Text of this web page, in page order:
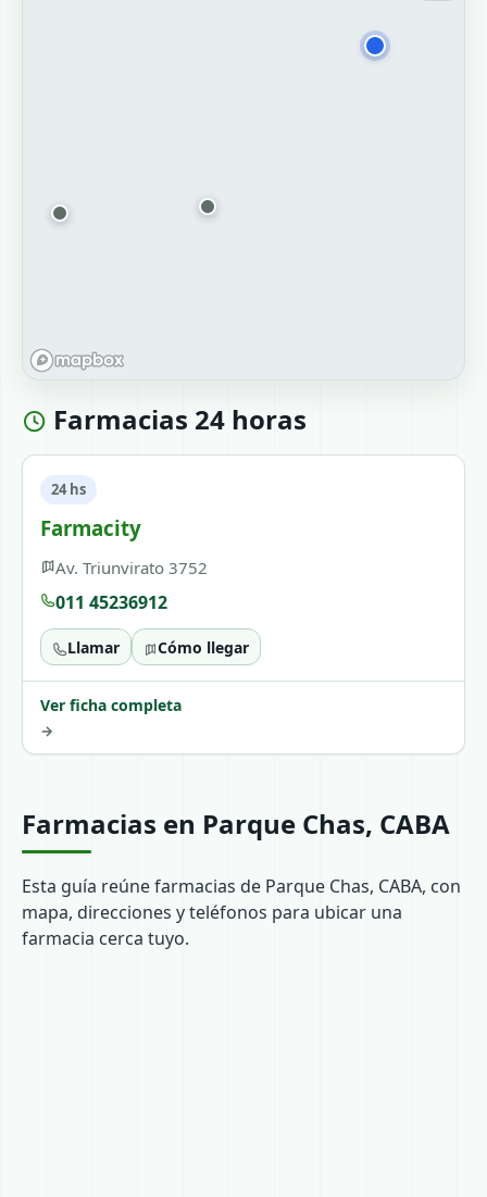
Farmacias 24 horas
24 hs
Farmacity
Av. Triunvirato 3752
011 45236912
Llamar Cómo llegar
Ver ficha completa
→
Farmacias en Parque Chas, CABA
Esta guía reúne farmacias de Parque Chas, CABA, con
mapa, direcciones y teléfonos para ubicar una
farmacia cerca tuyo.